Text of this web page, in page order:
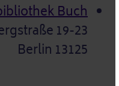
Buch
19-23
13125 Berlin